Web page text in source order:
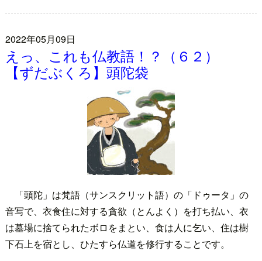
2022年05月09日
えっ、これも仏教語！？（６２）
【ずだぶくろ】頭陀袋
「頭陀」は梵語（サンスクリット語）の「ドゥータ」の
音写で、衣食住に対する貪欲（とんよく）を打ち払い、衣
は墓場に捨てられたボロをまとい、食は人に乞い、住は樹
下石上を宿とし、ひたすら仏道を修行することです。